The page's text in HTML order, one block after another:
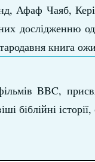
BBC,
біблійні